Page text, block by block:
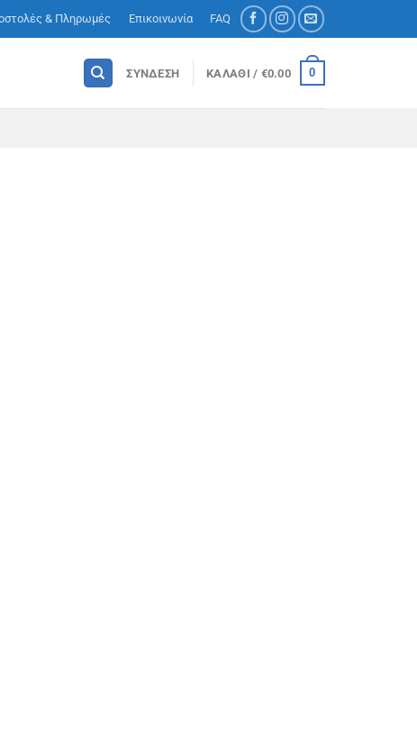
& Πληρωμές Επικοινωνία FAQ
ΣΎΝΔΕΣΗ ΚΑΛΆΘΙ / €0.00 0